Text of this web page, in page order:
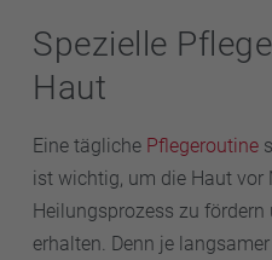
Spezielle
Haut
Eine tägliche Pflegeroutine
ist wichtig, um die Haut vor
Heilungsprozess zu
erhalten. Denn je